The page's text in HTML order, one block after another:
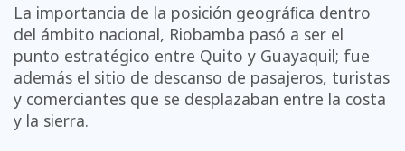
La importancia de la posición geográﬁca dentro
del ámbito nacional, Riobamba pasó a ser el
punto estratégico entre Quito y Guayaquil; fue
además el sitio de descanso de pasajeros, turistas
y comerciantes que se desplazaban entre la costa
y la sierra.